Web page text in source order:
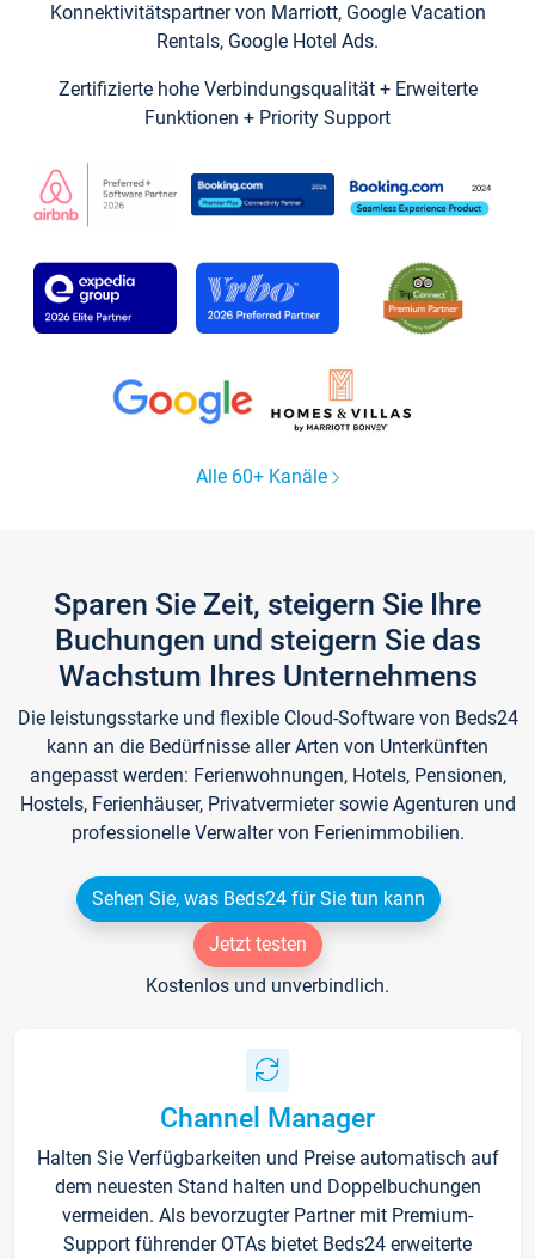
Konnektivitätspartner von Marriott, Google Vacation
Rentals, Google Hotel Ads.
Zertifizierte hohe Verbindungsqualität + Erweiterte
Funktionen + Priority Support
Alle 60+ Kanäle
Sparen Sie Zeit, steigern Sie Ihre
Buchungen und steigern Sie das
Wachstum Ihres Unternehmens
Die leistungsstarke und flexible Cloud-Software von Beds24
kann an die Bedürfnisse aller Arten von Unterkünften
angepasst werden: Ferienwohnungen, Hotels, Pensionen,
Hostels, Ferienhäuser, Privatvermieter sowie Agenturen und
professionelle Verwalter von Ferienimmobilien.
Sehen Sie, was Beds24 für Sie tun kann
Jetzt testen
Kostenlos und unverbindlich.
Channel Manager
Halten Sie Verfügbarkeiten und Preise automatisch auf
dem neuesten Stand halten und Doppelbuchungen
vermeiden. Als bevorzugter Partner mit Premium-
Support führender OTAs bietet Beds24 erweiterte